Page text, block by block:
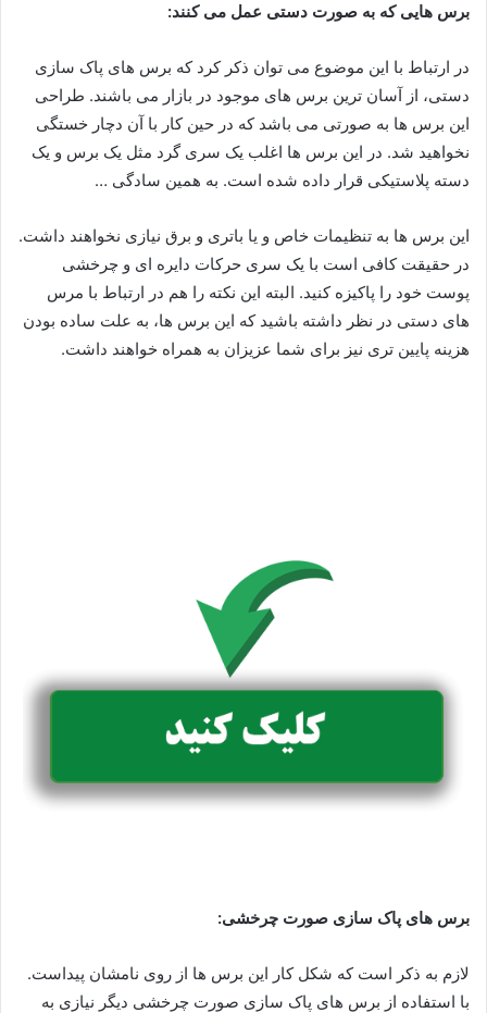
برس هایی که به صورت دستی عمل می کنند:
در ارتباط با این موضوع می توان ذکر کرد که برس های پاک سازی
دستی، از آسان ترین برس های موجود در بازار می باشند. طراحی
این برس ها به صورتی می باشد که در حین کار با آن دچار خستگی
نخواهید شد. در این برس ها اغلب یک سری گرد مثل یک برس و یک
دسته پلاستیکی قرار داده شده است. به همین سادگی …
این برس ها به تنظیمات خاص و یا باتری و برق نیازی نخواهند داشت.
در حقیقت کافی است با یک سری حرکات دایره ای و چرخشی
پوست خود را پاکیزه کنید. البته این نکته را هم در ارتباط با مرس
های دستی در نظر داشته باشید که این برس ها، به علت ساده بودن
هزینه پایین تری نیز برای شما عزیزان به همراه خواهند داشت.
برس های پاک سازی صورت چرخشی:
لازم به ذکر است که شکل کار این برس ها از روی نامشان پیداست.
با استفاده از برس های پاک سازی صورت چرخشی دیگر نیازی به